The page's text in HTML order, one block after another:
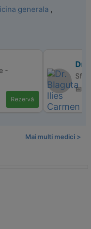
generala ,
-
Rezervă
Dr.
📅
Mai multi medici >